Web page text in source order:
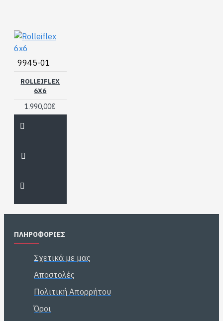
9945-01
ROLLEIFLEX
6X6
1.990,00€
ΠΛΗΡΟΦΟΡΙΕΣ
Σχετικά με μας
Αποστολές
Πολιτική Απορρήτου
Όροι